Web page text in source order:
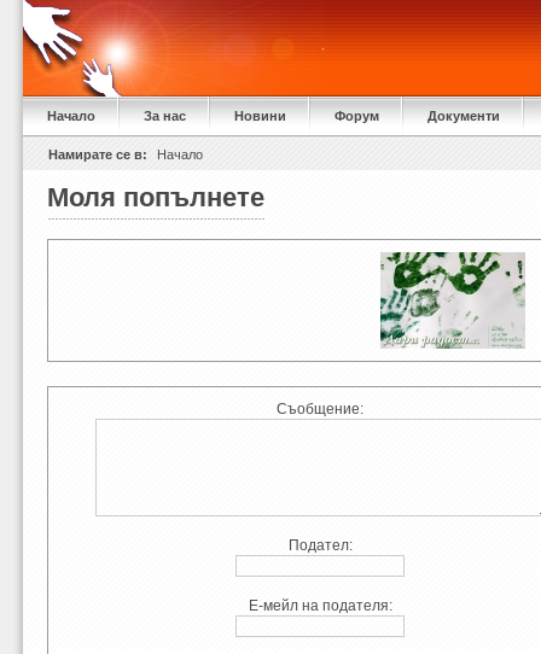
Начало За нас Новини Форум Документи
Намирате се в: Начало
Моля попълнете
Съобщение:
Подател:
Е-мейл на подателя: